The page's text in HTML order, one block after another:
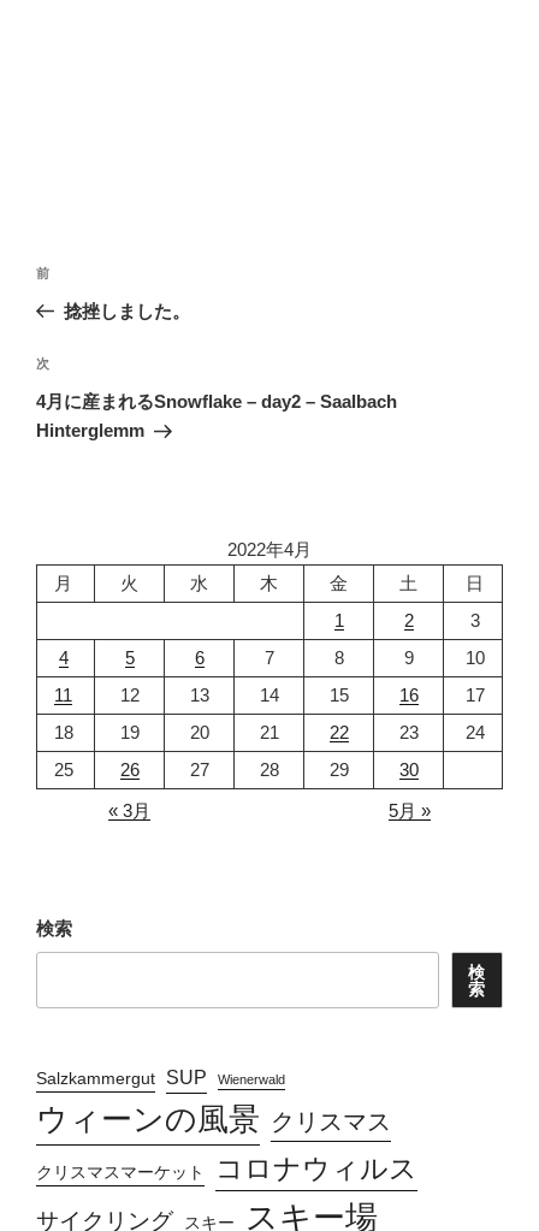
投
ビ
ゲ
ー
前
の
稿
前
捻挫しました。
次
の
投
次
4月に産まれるSnowflake – day2 – Saalbach
Hinterglemm
2022年4月
月
火 水 木 金 土
日
1
2
3
4
5 6 7 8 9
10
11
12 13 14 15 16
17
18
19 20 21 22 23
24
25
26 27 28 29
30
« 3月
5月 »
検索
検
索
Salzkammergut SUP Wienerwald
ウィーンの風景 クリスマス
クリスマスマーケット コロナウィルス
サイクリング スキー スキー場